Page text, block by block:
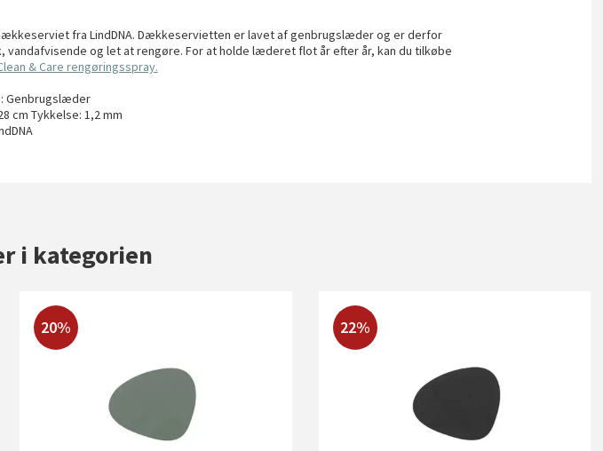
fra LindDNA. Dækkeservietten er lavet af genbrugslæder og er derfor
og let at rengøre. For at holde læderet flot år efter år, kan du tilkøbe
& Care rengøringsspray.
Genbrugslæder
cm Tykkelse: 1,2 mm
i kategorien
20% 22%